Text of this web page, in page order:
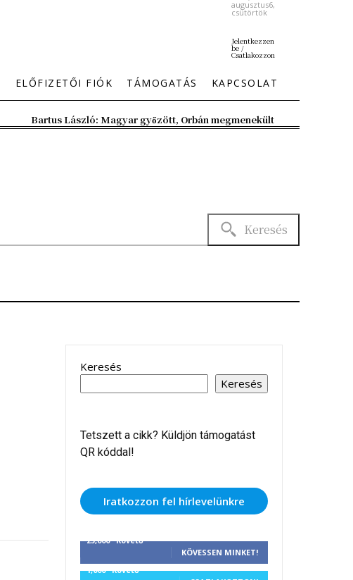
augusztus6,
csütörtök
Jelentkezzen
be /
Csatlakozzon
ELŐFIZETŐI FIÓK TÁMOGATÁS KAPCSOLAT
Bartus László: Magyar győzött, Orbán megmenekült
Keresés
Keresés
Keresés
Tetszett a cikk? Küldjön támogatást
QR kóddal!
Iratkozzon fel hírlevelünkre
25,000 Követő
KÖVESSEN MINKET!
1,000 Követő